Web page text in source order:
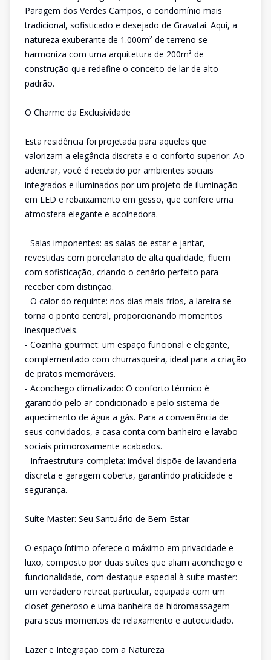
Paragem dos Verdes Campos, o condomínio mais
tradicional, sofisticado e desejado de Gravataí. Aqui, a
natureza exuberante de 1.000m² de terreno se
harmoniza com uma arquitetura de 200m² de
construção que redefine o conceito de lar de alto
padrão.
O Charme da Exclusividade
Esta residência foi projetada para aqueles que
valorizam a elegância discreta e o conforto superior. Ao
adentrar, você é recebido por ambientes sociais
integrados e iluminados por um projeto de iluminação
em LED e rebaixamento em gesso, que confere uma
atmosfera elegante e acolhedora.
- Salas imponentes: as salas de estar e jantar,
revestidas com porcelanato de alta qualidade, fluem
com sofisticação, criando o cenário perfeito para
receber com distinção.
- O calor do requinte: nos dias mais frios, a lareira se
torna o ponto central, proporcionando momentos
inesquecíveis.
- Cozinha gourmet: um espaço funcional e elegante,
complementado com churrasqueira, ideal para a criação
de pratos memoráveis.
- Aconchego climatizado: O conforto térmico é
garantido pelo ar-condicionado e pelo sistema de
aquecimento de água a gás. Para a conveniência de
seus convidados, a casa conta com banheiro e lavabo
sociais primorosamente acabados.
- Infraestrutura completa: imóvel dispõe de lavanderia
discreta e garagem coberta, garantindo praticidade e
segurança.
Suíte Master: Seu Santuário de Bem-Estar
O espaço íntimo oferece o máximo em privacidade e
luxo, composto por duas suítes que aliam aconchego e
funcionalidade, com destaque especial à suíte master:
um verdadeiro retreat particular, equipada com um
closet generoso e uma banheira de hidromassagem
para seus momentos de relaxamento e autocuidado.
Lazer e Integração com a Natureza